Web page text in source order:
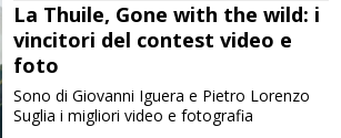
La Thuile, Gone with the wild: i
vincitori del contest video e
foto
Sono di Giovanni Iguera e Pietro Lorenzo
Suglia i migliori video e fotografia